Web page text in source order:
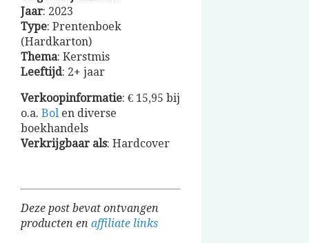
Jaar: 2023
Type: Prentenboek
(Hardkarton)
Thema: Kerstmis
Leeftijd: 2+ jaar
Verkoopinformatie: € 15,95 bij
o.a. Bol en diverse
boekhandels
Verkrijgbaar als: Hardcover
Deze post bevat ontvangen
producten en affiliate links